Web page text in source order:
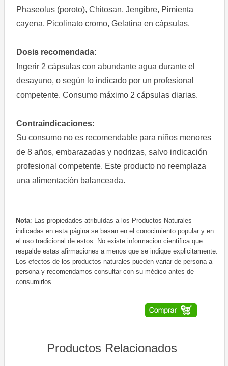
Phaseolus (poroto), Chitosan, Jengibre, Pimienta
cayena, Picolinato cromo, Gelatina en cápsulas.
Dosis recomendada:
Ingerir 2 cápsulas con abundante agua durante el
desayuno, o según lo indicado por un profesional
competente. Consumo máximo 2 cápsulas diarias.
Contraindicaciones:
Su consumo no es recomendable para niños menores
de 8 años, embarazadas y nodrizas, salvo indicación
profesional competente. Este producto no reemplaza
una alimentación balanceada.
Nota: Las propiedades atribuídas a los Productos Naturales
indicadas en esta página se basan en el conocimiento popular y en
el uso tradicional de estos. No existe informacion cientifica que
respalde estas afirmaciones a menos que se indique explicitamente.
Los efectos de los productos naturales pueden variar de persona a
persona y recomendamos consultar con su médico antes de
consumirlos.
Productos Relacionados